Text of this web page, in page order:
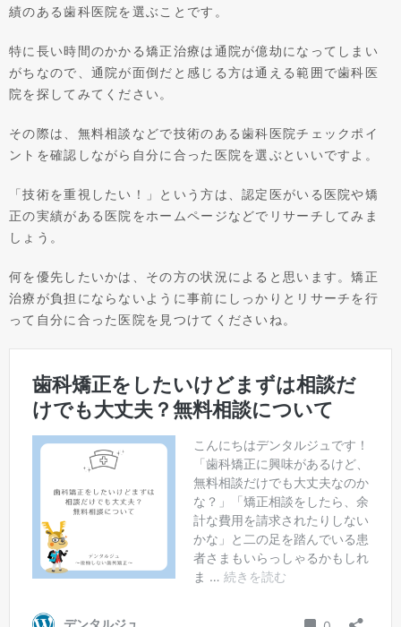
績のある歯科医院を選ぶことです。
特に長い時間のかかる矯正治療は通院が億劫になってしまい
がちなので、通院が面倒だと感じる方は通える範囲で歯科医
院を探してみてください。
その際は、無料相談などで技術のある歯科医院チェックポイ
ントを確認しながら自分に合った医院を選ぶといいですよ。
「技術を重視したい！」という方は、認定医がいる医院や矯
正の実績がある医院をホームページなどでリサーチしてみま
しょう。
何を優先したいかは、その方の状況によると思います。矯正
治療が負担にならないように事前にしっかりとリサーチを行
って自分に合った医院を見つけてくださいね。